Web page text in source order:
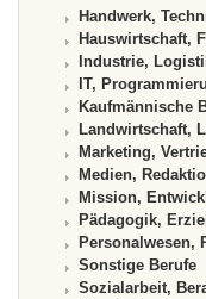
Handwerk,
Hauswirtschaft,
Industrie,
IT,
Kaufmännische
Landwirtschaft,
Marketing,
Medien,
Mission,
Pädagogik,
Personalwesen,
Sonstige Berufe
Sozialarbeit,